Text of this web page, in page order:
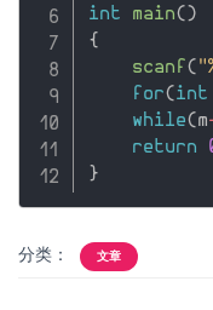
int
main()
{
scanf (
for(int
while(m
return
}
分类： 文章